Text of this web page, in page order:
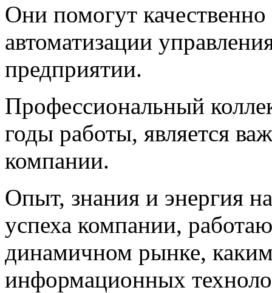
Они помогут
автоматизации
предприятии.
Профессиональный
годы работы, является
компании.
Опыт, знания и энергия
успеха компании,
динамичном рынке,
информационных